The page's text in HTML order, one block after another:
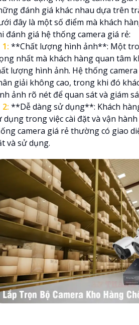
đánh giá khác nhau dựa trên
đây là một số điểm mà khách
đánh giá hệ thống camera giá rẻ:
1: **Chất lượng hình ảnh**: Một
nhất mà khách hàng quan tâm
lượng hình ảnh. Hệ thống
giải không cao, trong khi đó
ảnh rõ nét để quan sát và giám
2: **Dễ dàng sử dụng**: Khách
dụng trong việc cài đặt và vận
camera giá rẻ thường có giao
và sử dụng.